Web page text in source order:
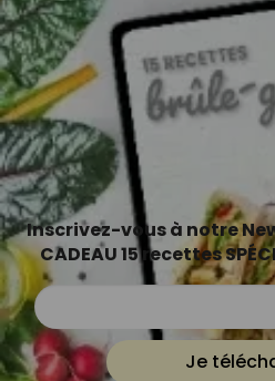
Inscrivez-vous à notre
CADEAU 15 recettes
Je